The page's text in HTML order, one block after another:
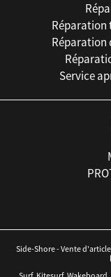
Réparation
Réparation
Service
Side-Shore - Vente